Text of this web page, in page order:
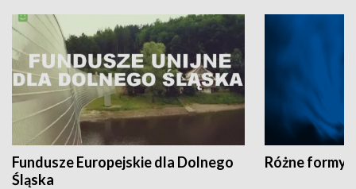
Fundusze Europejskie dla Dolnego
Śląska
Różne formy